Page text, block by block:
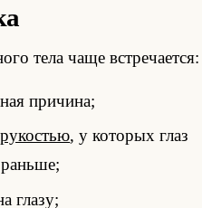
тела чаще встречается:
причина;
, у которых глаз
раньше;
глазу;